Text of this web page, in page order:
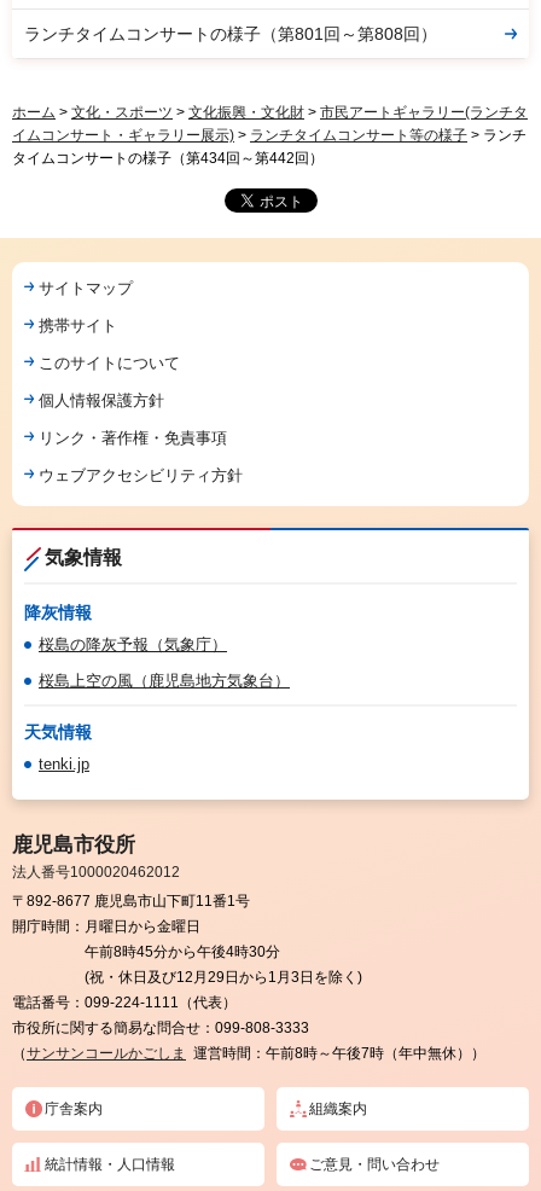
ランチタイムコンサートの様子（第801回～第808回）
ホーム > 文化・スポーツ > 文化振興・文化財 > 市民アートギャラリー(ランチタ
イムコンサート・ギャラリー展示) > ランチタイムコンサート等の様子 > ランチ
タイムコンサートの様子（第434回～第442回）
サイトマップ
携帯サイト
このサイトについて
個人情報保護方針
リンク・著作権・免責事項
ウェブアクセシビリティ方針
気象情報
降灰情報
桜島の降灰予報（気象庁）
桜島上空の風（鹿児島地方気象台）
天気情報
tenki.jp
鹿児島市役所
法人番号1000020462012
〒892-8677 鹿児島市山下町11番1号
開庁時間： 月曜日から金曜日
午前8時45分から午後4時30分
(祝・休日及び12月29日から1月3日を除く)
電話番号： 099-224-1111（代表）
市役所に関する簡易な問合せ： 099-808-3333
（サンサンコールかごしま 運営時間：午前8時～午後7時（年中無休））
庁舎案内 組織案内
統計情報・人口情報 ご意見・問い合わせ